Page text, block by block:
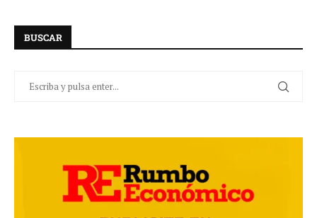
BUSCAR